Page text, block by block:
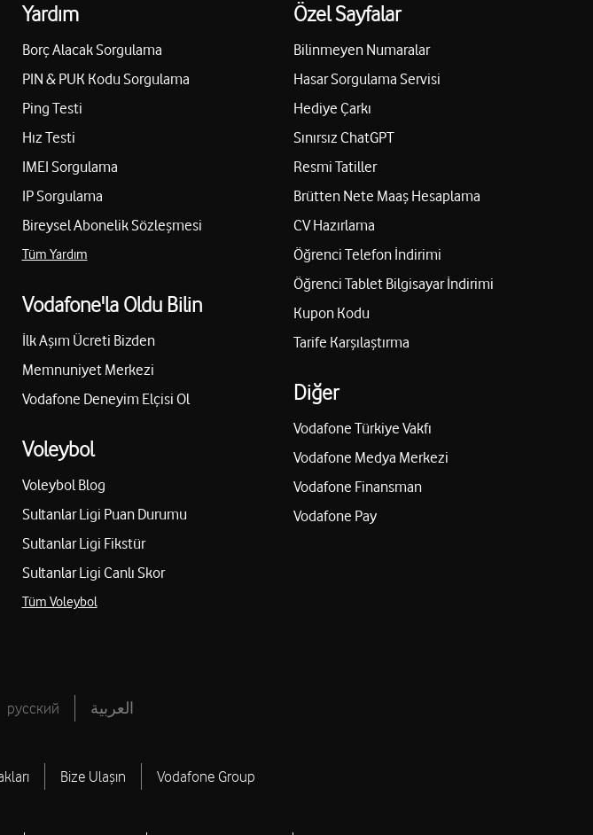
Yardım
Borç Alacak Sorgulama
PIN & PUK Kodu Sorgulama
Ping Testi
Hız Testi
IMEI Sorgulama
IP Sorgulama
Bireysel Abonelik Sözleşmesi
Tüm Yardım
Vodafone'la Oldu Bilin
İlk Aşım Ücreti Bizden
Memnuniyet Merkezi
Vodafone Deneyim Elçisi Ol
Voleybol
Voleybol Blog
Sultanlar Ligi Puan Durumu
Sultanlar Ligi Fikstür
Sultanlar Ligi Canlı Skor
Tüm Voleybol
Özel Sayfalar
Bilinmeyen Numaralar
Hasar Sorgulama Servisi
Hediye Çarkı
Sınırsız ChatGPT
Resmi Tatiller
Brütten Nete Maaş Hesaplama
CV Hazırlama
Öğrenci Telefon İndirimi
Öğrenci Tablet Bilgisayar İndirimi
Kupon Kodu
Tarife Karşılaştırma
Diğer
Vodafone Türkiye Vakfı
Vodafone Medya Merkezi
Vodafone Finansman
Vodafone Pay
русский العربية
Bize Ulaşın Vodafone Group